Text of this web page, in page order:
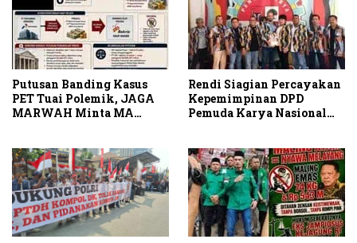
Putusan Banding Kasus
PET Tuai Polemik, JAGA
MARWAH Minta MA
Rendi Siagian Percayakan
Kepemimpinan DPD
Pemuda Karya Nasional